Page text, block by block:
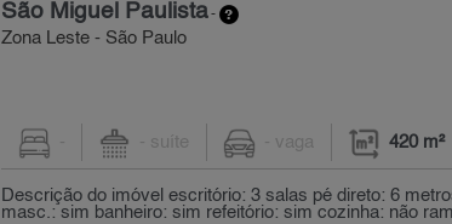
São Miguel Paulista-
Zona Leste - São Paulo
- - suíte - vaga 420 m²
Descrição do imóvel escritório: 3 salas pé direto: 6
masc.: sim banheiro: sim refeitório: sim cozinha: não